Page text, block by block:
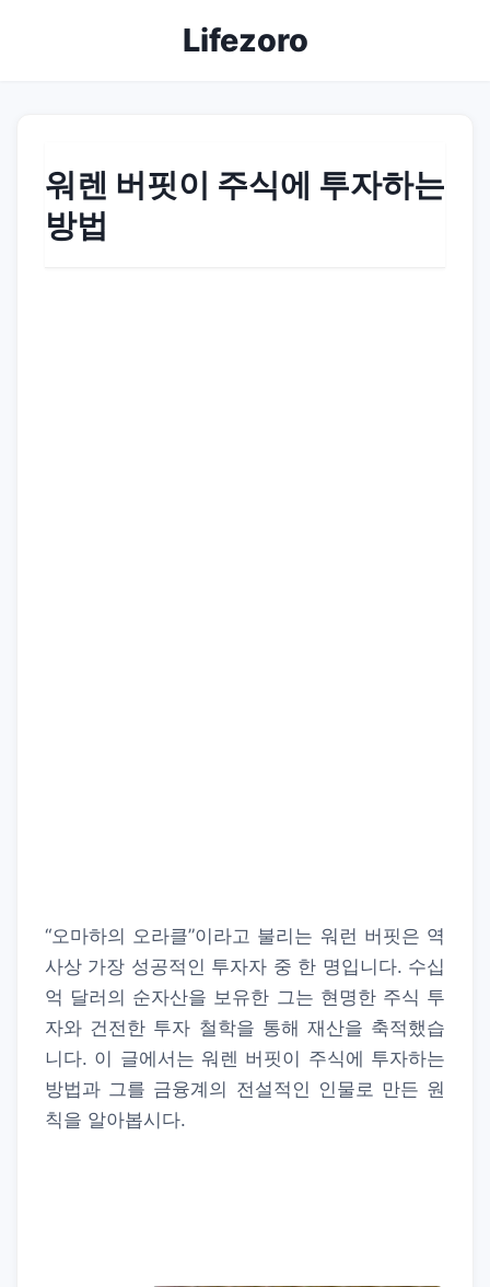
Lifezoro
워렌 버핏이 주식에 투자하는
방법
“오마하의 오라클”이라고 불리는 워런 버핏은 역
사상 가장 성공적인 투자자 중 한 명입니다. 수십
억 달러의 순자산을 보유한 그는 현명한 주식 투
자와 건전한 투자 철학을 통해 재산을 축적했습
니다. 이 글에서는 워렌 버핏이 주식에 투자하는
방법과 그를 금융계의 전설적인 인물로 만든 원
칙을 알아봅시다.